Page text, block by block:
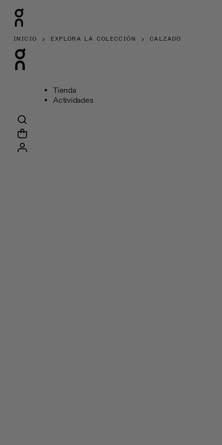
INICIO EXPLORA LA COLECCIÓN CALZADO
Tienda
Actividades